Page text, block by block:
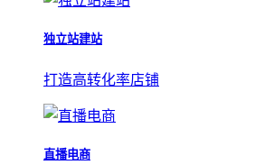
独立站建站
打造高转化率店铺
直播电商